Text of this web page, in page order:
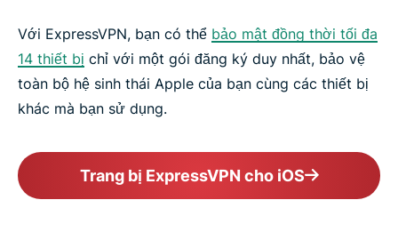
Với ExpressVPN, bạn có thể bảo mật đồng thời tối đa
14 thiết bị chỉ với một gói đăng ký duy nhất, bảo vệ
toàn bộ hệ sinh thái Apple của bạn cùng các thiết bị
khác mà bạn sử dụng.
Trang bị ExpressVPN cho iOS